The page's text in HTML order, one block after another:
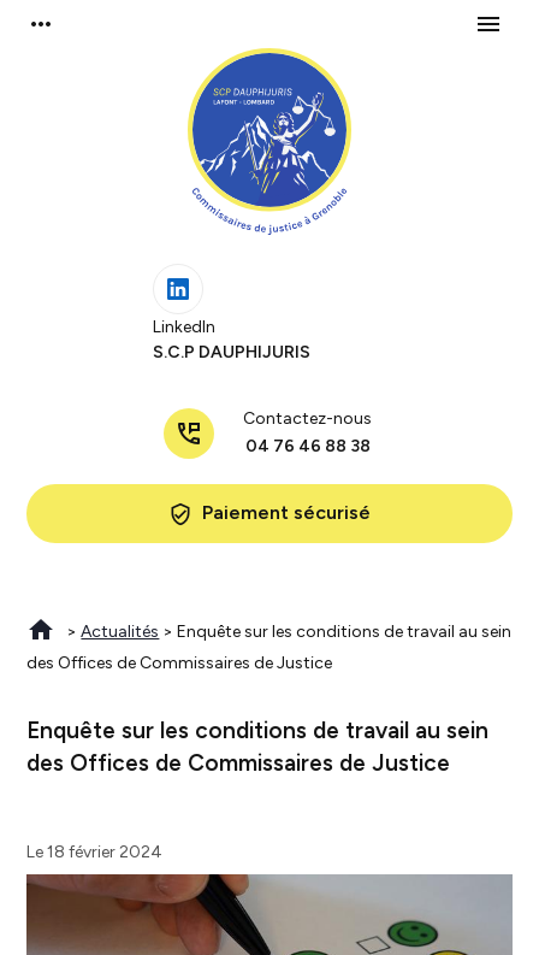
more_horiz menu
LinkedIn
S.C.P DAUPHIJURIS
perm_phone_msg
Contactez-nous
04 76 46 88 38
verified_user Paiement sécurisé
>Actualités > Enquête sur les conditions de travail au sein
des Offices de Commissaires de Justice
Enquête sur les conditions de travail au sein
des Offices de Commissaires de Justice
Le 18 février 2024